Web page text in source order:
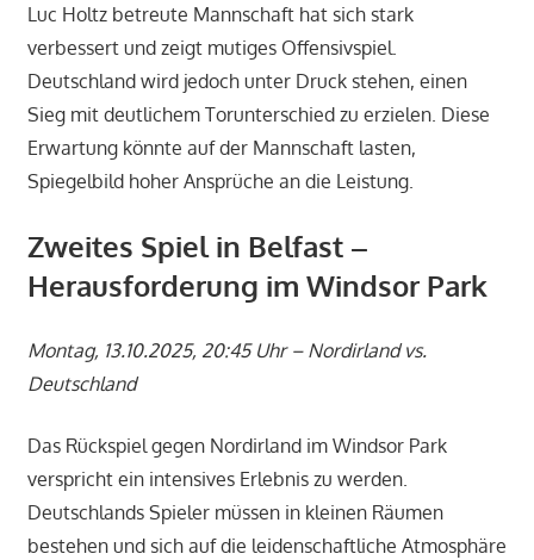
Luc Holtz betreute Mannschaft hat sich stark
verbessert und zeigt mutiges Offensivspiel.
Deutschland wird jedoch unter Druck stehen, einen
Sieg mit deutlichem Torunterschied zu erzielen. Diese
Erwartung könnte auf der Mannschaft lasten,
Spiegelbild hoher Ansprüche an die Leistung.
Zweites Spiel in Belfast –
Herausforderung im Windsor Park
Montag, 13.10.2025, 20:45 Uhr – Nordirland vs.
Deutschland
Das Rückspiel gegen Nordirland im Windsor Park
verspricht ein intensives Erlebnis zu werden.
Deutschlands Spieler müssen in kleinen Räumen
bestehen und sich auf die leidenschaftliche Atmosphäre